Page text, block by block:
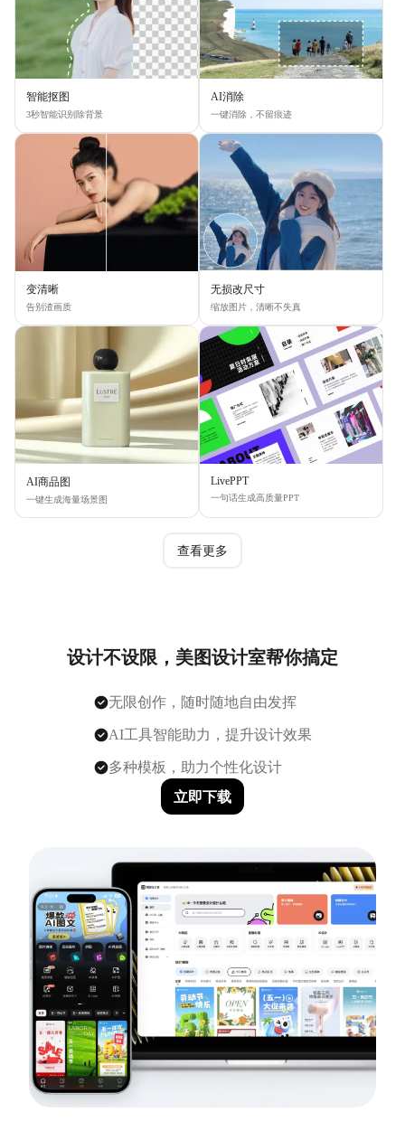
智能抠图
3秒智能识别除背景
AI消除
一键消除，不留痕迹
变清晰
告别渣画质
无损改尺寸
缩放图片，清晰不失真
AI商品图
一键生成海量场景图
LivePPT
一句话生成高质量PPT
查看更多
设计不设限，美图设计室帮你搞定
无限创作，随时随地自由发挥
AI工具智能助力，提升设计效果
多种模板，助力个性化设计
立即下载